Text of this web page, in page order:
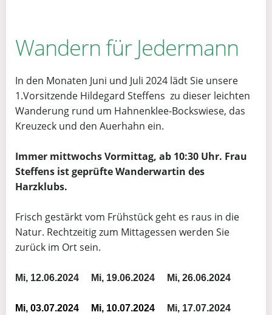
Wandern für Jedermann
In den Monaten Juni und Juli 2024 lädt Sie unsere
1.Vorsitzende Hildegard Steffens zu dieser leichten
Wanderung rund um Hahnenklee-Bockswiese, das
Kreuzeck und den Auerhahn ein.
Immer mittwochs Vormittag, ab 10:30 Uhr. Frau
Steffens ist geprüfte Wanderwartin des
Harzklubs.
Frisch gestärkt vom Frühstück geht es raus in die
Natur. Rechtzeitig zum Mittagessen werden Sie
zurück im Ort sein.
Mi, 12.06.2024 Mi, 19.06.2024 Mi, 26.06.2024
Mi, 03.07.2024 Mi, 10.07.2024 Mi, 17.07.2024